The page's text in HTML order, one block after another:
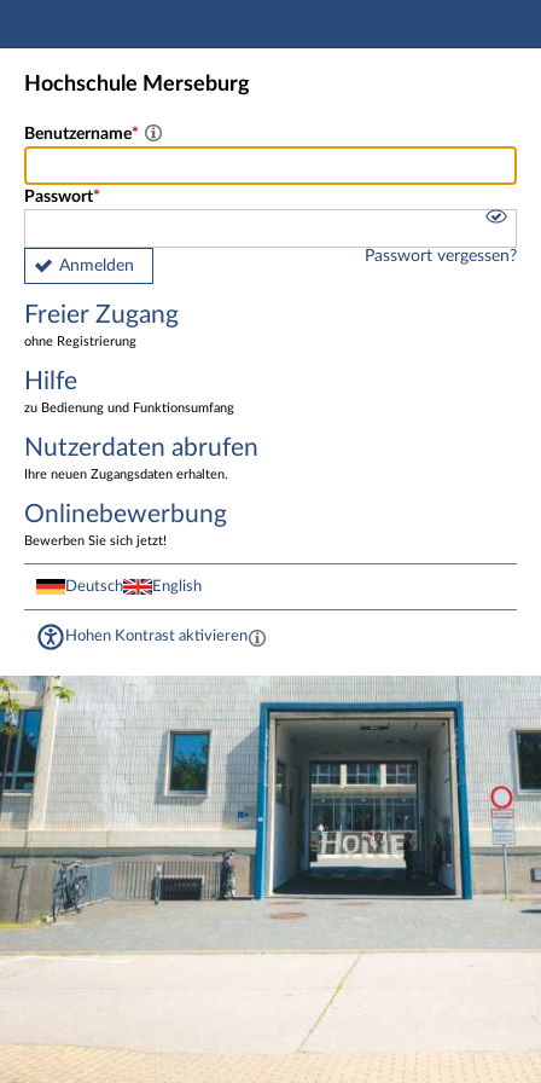
Hauptnavigation
Freier Zugang
Nutzerdaten abrufen
Fußzeile
Hochschule Merseburg
Benutzername
Passwort
Anmelden
Passwort vergessen?
Freier Zugang
ohne Registrierung
Hilfe
zu Bedienung und Funktionsumfang
Nutzerdaten abrufen
Ihre neuen Zugangsdaten erhalten.
Onlinebewerbung
Bewerben Sie sich jetzt!
Deutsch English
Hohen Kontrast aktivieren